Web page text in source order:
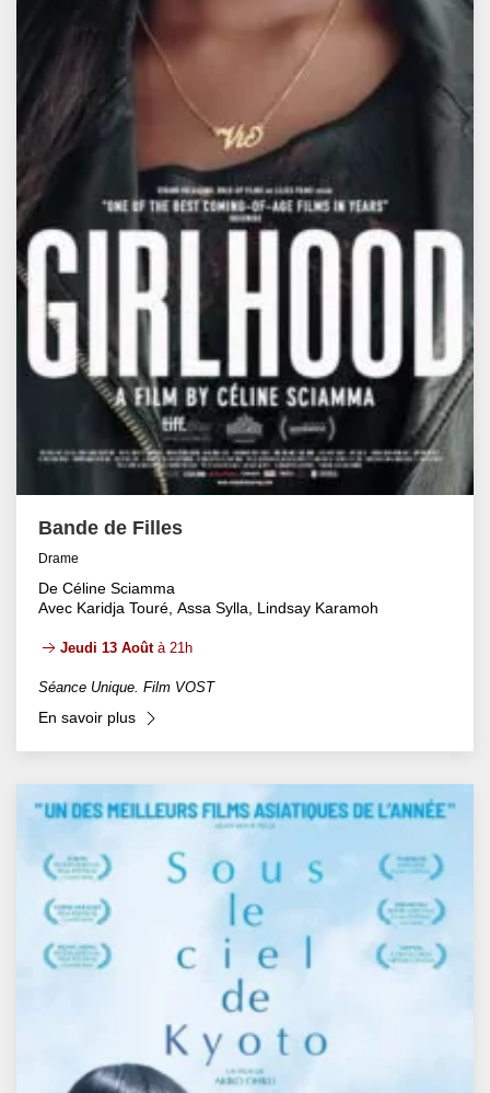
Bande de Filles
Drame
De Céline Sciamma
Avec Karidja Touré, Assa Sylla, Lindsay Karamoh
Jeudi 13 Aoûtà 21h
Séance Unique. Film VOST
En savoir plus